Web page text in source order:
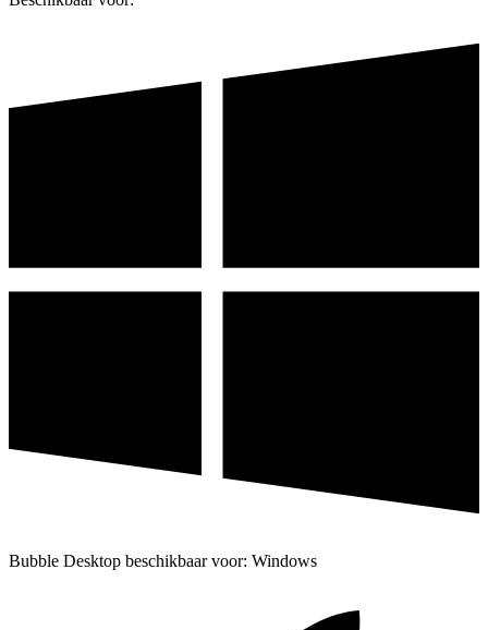
Bubble Desktop beschikbaar voor: Windows